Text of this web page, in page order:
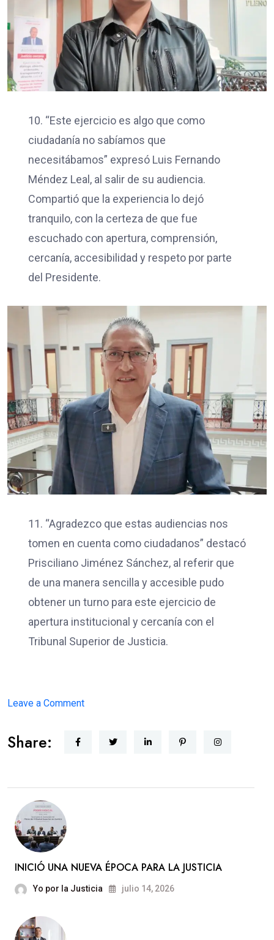
10. “Este ejercicio es algo que como
ciudadanía no sabíamos que
necesitábamos” expresó Luis Fernando
Méndez Leal, al salir de su audiencia.
Compartió que la experiencia lo dejó
tranquilo, con la certeza de que fue
escuchado con apertura, comprensión,
cercanía, accesibilidad y respeto por parte
del Presidente.
11. “Agradezco que estas audiencias nos
tomen en cuenta como ciudadanos” destacó
Prisciliano Jiménez Sánchez, al referir que
de una manera sencilla y accesible pudo
obtener un turno para este ejercicio de
apertura institucional y cercanía con el
Tribunal Superior de Justicia.
Leave a Commenton
CERCANA
Share:
INICIÓ UNA NUEVA ÉPOCA PARA LA JUSTICIA
Yo por la Justicia julio 14, 2026